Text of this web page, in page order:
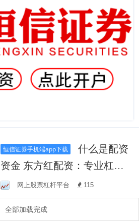
恒信证券手机端app下载
什么是配资
资金 东方红配资：专业杠
杆，助您掘金股市！
网上股票杠杆平台 115
全部加载完成